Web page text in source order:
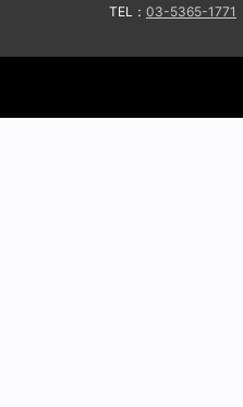
TEL： 03-5365-1771